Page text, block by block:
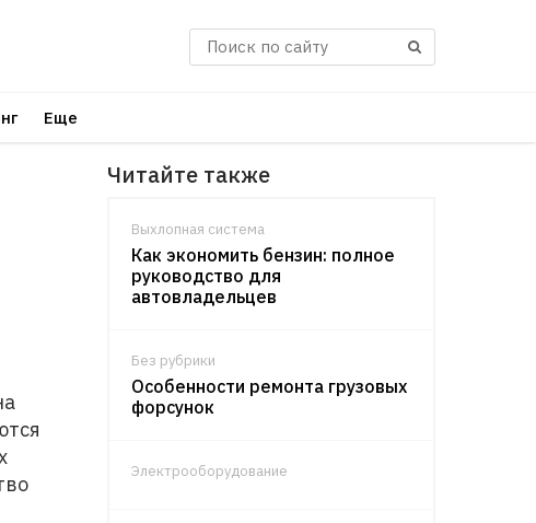
Поиск
Еще
Читайте также
Выхлопная система
Как экономить бензин: полное
руководство для
автовладельцев
Без рубрики
Особенности ремонта грузовых
форсунок
Электрооборудование